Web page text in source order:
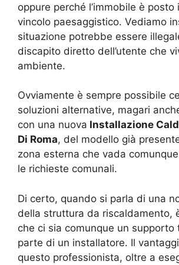
oppure perché l’immobile è posto
vincolo paesaggistico. Vediamo
situazione potrebbe essere
discapito diretto dell’utente che
ambiente.
Ovviamente è sempre possibile
soluzioni alternative, magari
con una nuova Installazione
Di Roma, del modello già
zona esterna che vada
le richieste comunali.
Di certo, quando si parla di una
della struttura da riscaldamento,
che ci sia comunque un supporto
parte di un installatore. Il
questo professionista, oltre a